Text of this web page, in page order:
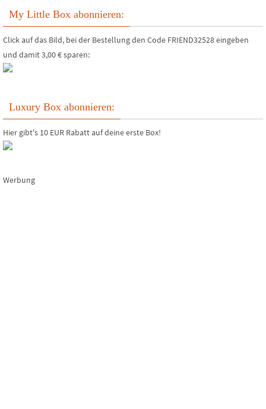
My Little Box abonnieren:
Click auf das Bild, bei der Bestellung den Code FRIEND32528 eingeben
und damit 3,00 € sparen:
Luxury Box abonnieren:
Hier gibt's 10 EUR Rabatt auf deine erste Box!
Werbung